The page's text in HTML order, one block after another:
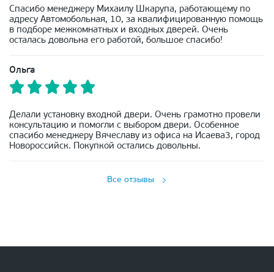
Спасибо менеджеру Михаилу Шкарупа, работающему по
адресу Автомобольная, 10, за квалифицированную помощь
в подборе межкомнатных и входных дверей. Очень
осталась довольна его работой, большое спасибо!
Ольга
Делали установку входной двери. Очень грамотно провели
консультацию и помогли с выбором двери. Особенное
спасибо менеджеру Вячеславу из офиса на Исаева3, город
Новороссийск. Покупкой остались довольны.
Все отзывы